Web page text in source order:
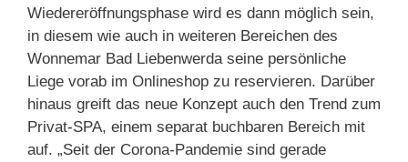
Wiedereröffnungsphase wird es dann möglich sein,
in diesem wie auch in weiteren Bereichen des
Wonnemar Bad Liebenwerda seine persönliche
Liege vorab im Onlineshop zu reservieren. Darüber
hinaus greift das neue Konzept auch den Trend zum
Privat-SPA, einem separat buchbaren Bereich mit
auf. „Seit der Corona-Pandemie sind gerade